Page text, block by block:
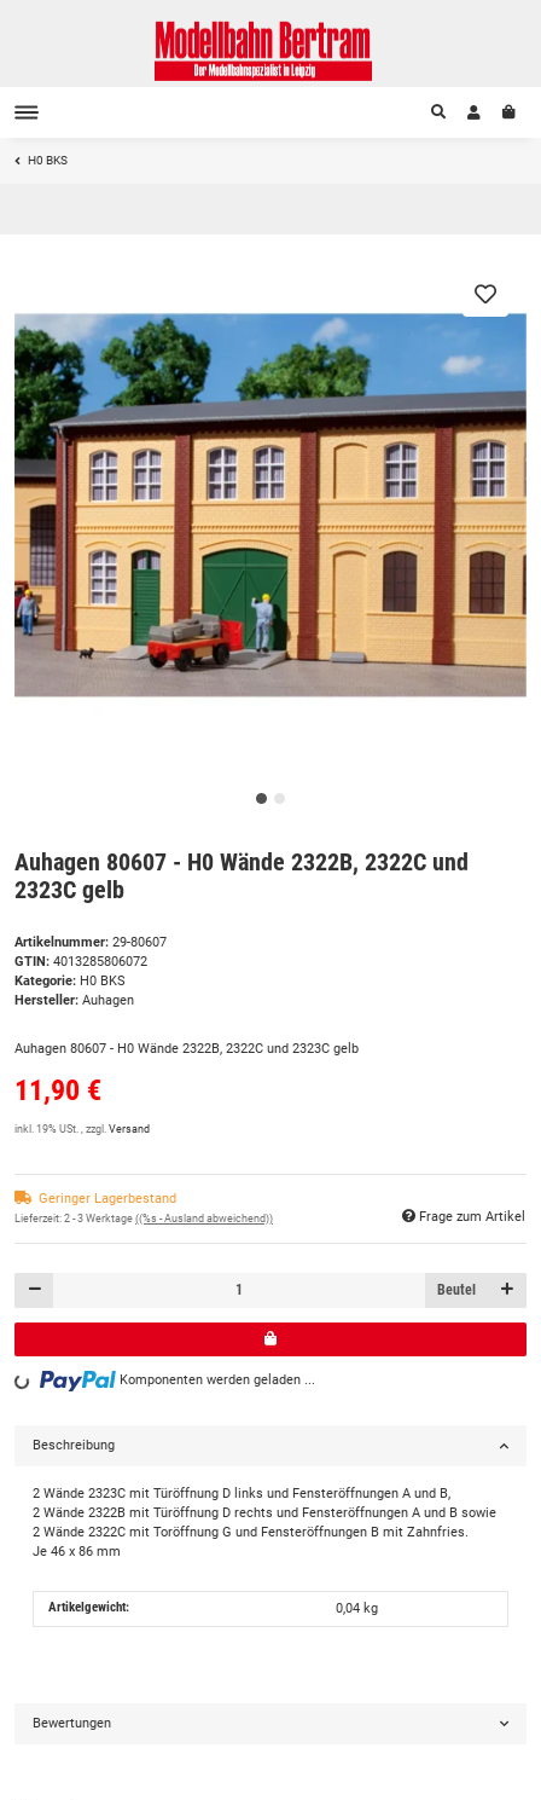
H0 BKS
Auhagen 80607 - H0 Wände 2322B, 2322C und
2323C gelb
Artikelnummer: 29-80607
GTIN: 4013285806072
Kategorie: H0 BKS
Hersteller: Auhagen
Auhagen 80607 - H0 Wände 2322B, 2322C und 2323C gelb
11,90 €
inkl. 19% USt. , zzgl. Versand
Geringer Lagerbestand
Lieferzeit: 2 - 3 Werktage ((%s - Ausland abweichend)) Frage zum Artikel
Beutel
Loading... Komponenten werden geladen ...
Beschreibung
2 Wände 2323C mit Türöffnung D links und Fensteröffnungen A und B,
2 Wände 2322B mit Türöffnung D rechts und Fensteröffnungen A und B sowie
2 Wände 2322C mit Toröffnung G und Fensteröffnungen B mit Zahnfries.
Je 46 x 86 mm
Artikelgewicht: 0,04 kg
Bewertungen